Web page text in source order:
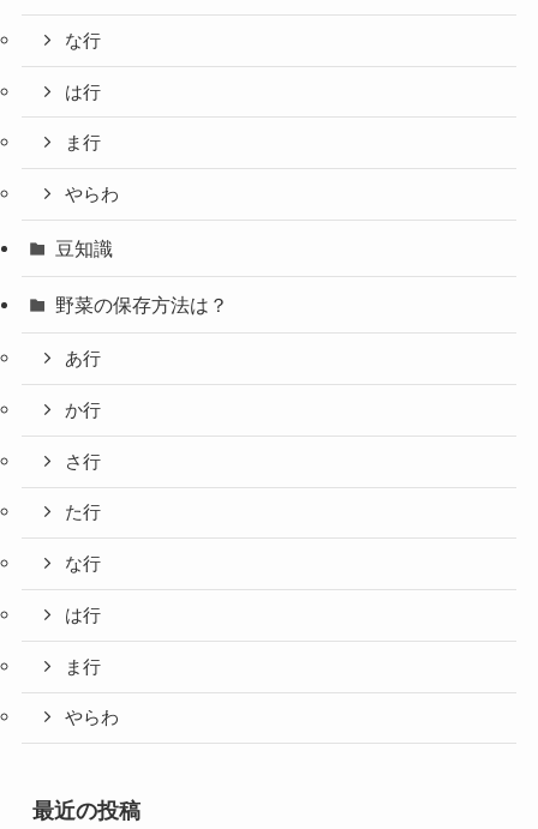
な行
は行
ま行
やらわ
豆知識
野菜の保存方法は？
あ行
か行
さ行
た行
な行
は行
ま行
やらわ
最近の投稿